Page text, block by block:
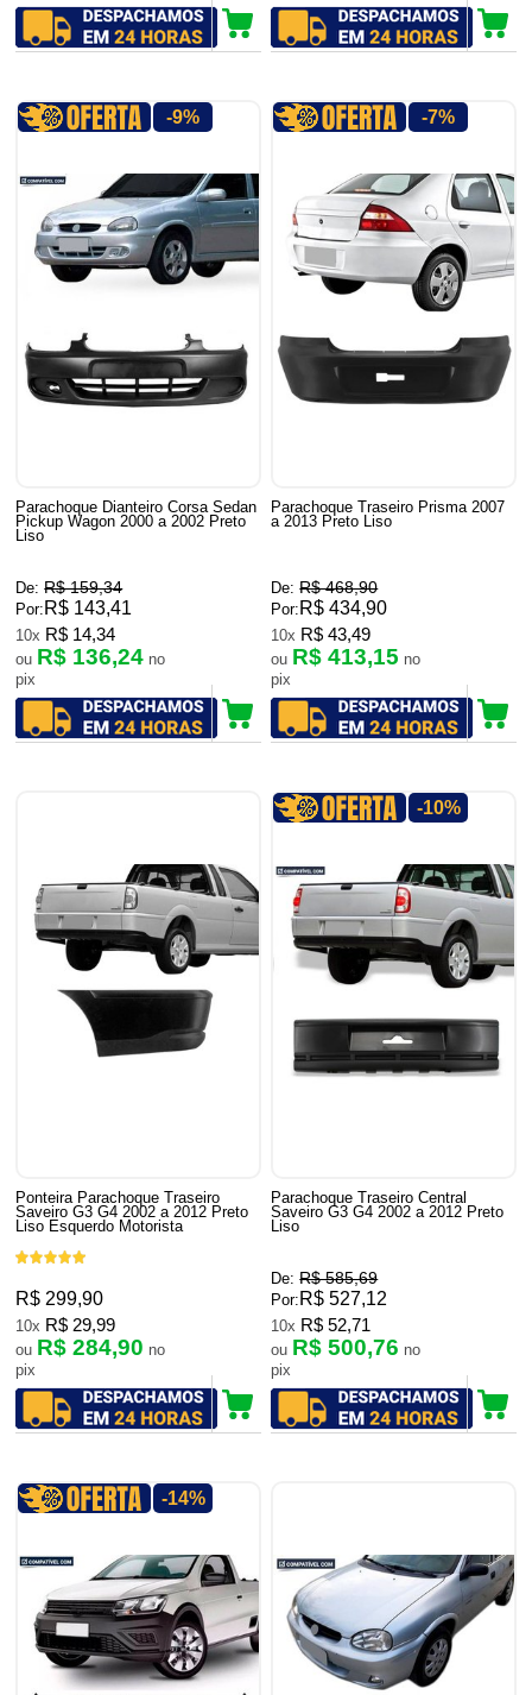
-9%
Parachoque Dianteiro Corsa Sedan
Pickup Wagon 2000 a 2002 Preto
Liso
De: R$ 159,34
Por: R$ 143,41
10x R$ 14,34
ou R$ 136,24 no
pix
-7%
Parachoque Traseiro Prisma 2007
a 2013 Preto Liso
De: R$ 468,90
Por: R$ 434,90
10x R$ 43,49
ou R$ 413,15 no
pix
Ponteira Parachoque Traseiro
Saveiro G3 G4 2002 a 2012 Preto
Liso Esquerdo Motorista
R$ 299,90
10x R$ 29,99
ou R$ 284,90 no
pix
-10%
Parachoque Traseiro Central
Saveiro G3 G4 2002 a 2012 Preto
Liso
De: R$ 585,69
Por: R$ 527,12
10x R$ 52,71
ou R$ 500,76 no
pix
-14%